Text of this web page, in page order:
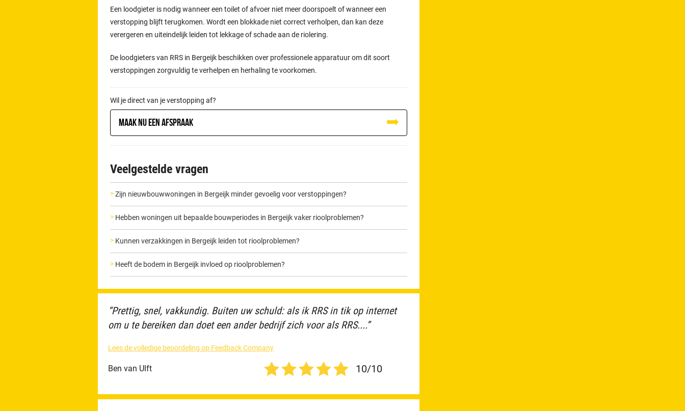
Een loodgieter is nodig wanneer een toilet of afvoer niet meer doorspoelt of wanneer een
verstopping blijft terugkomen. Wordt een blokkade niet correct verholpen, dan kan deze
verergeren en uiteindelijk leiden tot lekkage of schade aan de riolering.
De loodgieters van RRS in Bergeijk beschikken over professionele apparatuur om dit soort
verstoppingen zorgvuldig te verhelpen en herhaling te voorkomen.
Wil je direct van je verstopping af?
Maak nu een afspraak
Veelgestelde vragen
Zijn nieuwbouwwoningen in Bergeijk minder gevoelig voor verstoppingen?
Hebben woningen uit bepaalde bouwperiodes in Bergeijk vaker rioolproblemen?
Kunnen verzakkingen in Bergeijk leiden tot rioolproblemen?
Heeft de bodem in Bergeijk invloed op rioolproblemen?
“Prettig, snel, vakkundig. Buiten uw schuld: als ik RRS in tik op internet
om u te bereiken dan doet een ander bedrijf zich voor als RRS....”
Lees de volledige beoordeling op Feedback Company
Ben van Ulft 10/10